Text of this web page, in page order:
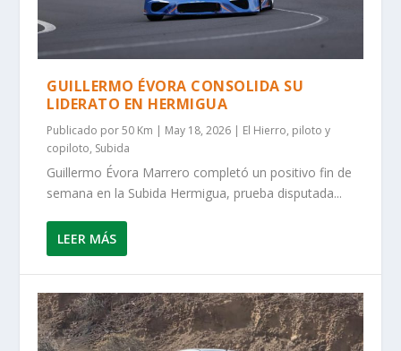
GUILLERMO ÉVORA CONSOLIDA SU
LIDERATO EN HERMIGUA
Publicado por50 Km | May 18, 2026 | El Hierro, piloto y
copiloto, Subida
Guillermo Évora Marrero completó un positivo fin de
semana en la Subida Hermigua, prueba disputada...
LEER MÁS